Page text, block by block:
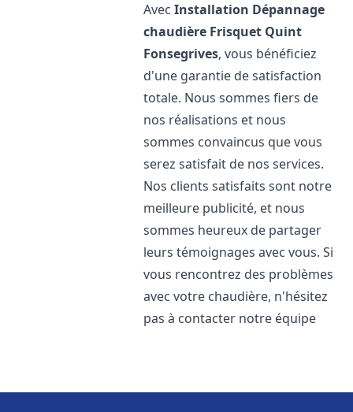
AvecInstallation Dépannage
chaudière Frisquet Quint
Fonsegrives, vous bénéficiez
d'une garantie de satisfaction
totale. Nous sommes fiers de
nos réalisations et nous
sommes convaincus que vous
serez satisfait de nos services.
Nos clients satisfaits sont notre
meilleure publicité, et nous
sommes heureux de partager
leurs témoignages avec vous. Si
vous rencontrez des problèmes
avec votre chaudière, n'hésitez
pas à contacter notre équipe